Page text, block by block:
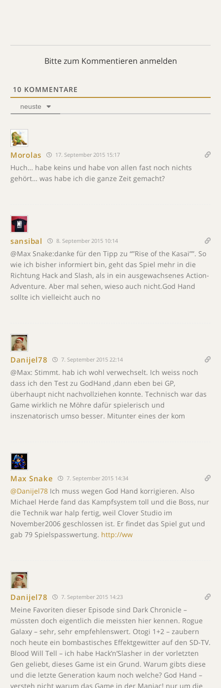
Bitte zum Kommentieren anmelden
10 KOMMENTARE
neuste
Morolas 17. September 2015 15:17
Huch… habe keins und habe von allen fast noch nichts
gehört… was habe ich die ganze Zeit gemacht?
sansibal 8. September 2015 10:14
@Max Snake:danke für den Tipp zu “”Rise of the Kasai””. So
wie ich bisher informiert bin, geht das Spiel mehr in die
Richtung Hack and Slash, als in ein ausgewachsenes Action-
Adventure. Aber mal sehen, wieso auch nicht.God Hand
sollte ich vielleicht auch no
Danijel78 7. September 2015 22:14
@Max: Stimmt. hab ich wohl verwechselt. Ich weiss noch
dass ich den Test zu GodHand ,dann eben bei GP,
überhaupt nicht nachvollziehen konnte. Technisch war das
Game wirklich ne Möhre dafür spielerisch und
inszenatorisch umso besser. Mitunter eines der kom
Max Snake 7. September 2015 14:34
@Danijel78 Ich muss wegen God Hand korrigieren. Also
Michael Herde fand das Kampfsystem toll und die Boss, nur
die Technik war halp fertig, weil Clover Studio im
November2006 geschlossen ist. Er findet das Spiel gut und
gab 79 Spielspasswertung. http://ww
Danijel78 7. September 2015 14:23
Meine Favoriten dieser Episode sind Dark Chronicle –
müssten doch eigentlich die meissten hier kennen. Rogue
Galaxy – sehr, sehr empfehlenswert. Otogi 1+2 – zaubern
noch heute ein bombastisches Effektgewitter auf den SD-TV.
Blood Will Tell – ich habe Hack’n’Slasher in der vorletzten
Gen geliebt, dieses Game ist ein Grund. Warum gibts diese
und die letzte Generation kaum noch welche? God Hand –
versteh nicht warum das Game in der Maniac! nur um die